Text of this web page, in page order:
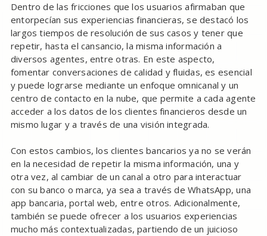
Dentro de las fricciones que los usuarios afirmaban que
entorpecían sus experiencias financieras, se destacó los
largos tiempos de resolución de sus casos y tener que
repetir, hasta el cansancio, la misma información a
diversos agentes, entre otras. En este aspecto,
fomentar conversaciones de calidad y fluidas, es esencial
y puede lograrse mediante un enfoque omnicanal y un
centro de contacto en la nube, que permite a cada agente
acceder a los datos de los clientes financieros desde un
mismo lugar y a través de una visión integrada.
Con estos cambios, los clientes bancarios ya no se verán
en la necesidad de repetir la misma información, una y
otra vez, al cambiar de un canal a otro para interactuar
con su banco o marca, ya sea a través de WhatsApp, una
app bancaria, portal web, entre otros. Adicionalmente,
también se puede ofrecer a los usuarios experiencias
mucho más contextualizadas, partiendo de un juicioso